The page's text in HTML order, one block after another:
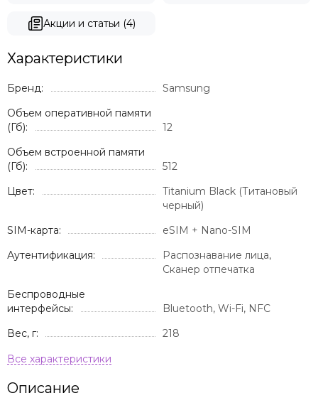
Акции и статьи (4)
Характеристики
Бренд:
Samsung
Объем оперативной памяти
(Гб):
12
Объем встроенной памяти
(Гб):
512
Цвет:
Titanium Black (Титановый
черный)
SIM-карта:
eSIM + Nano-SIM
Аутентификация:
Распознавание лица,
Сканер отпечатка
Беспроводные
интерфейсы:
Bluetooth, Wi-Fi, NFC
Вес, г:
218
Описание